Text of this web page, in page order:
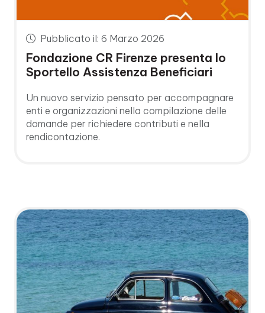
Pubblicato il: 6 Marzo 2026
Fondazione CR Firenze presenta lo
Sportello Assistenza Beneficiari
Un nuovo servizio pensato per accompagnare
enti e organizzazioni nella compilazione delle
domande per richiedere contributi e nella
rendicontazione.